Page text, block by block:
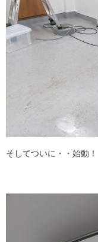
そしてついに・・始動！